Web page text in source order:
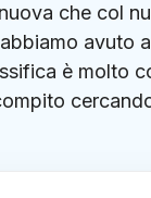
che col
avuto
è molto